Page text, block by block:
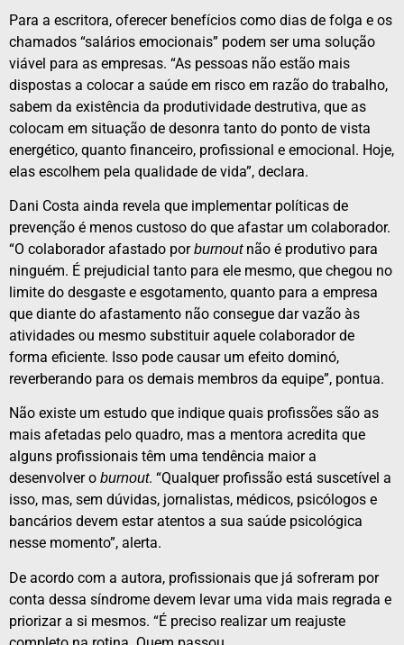
Para a escritora, oferecer benefícios como dias de folga e os
chamados “salários emocionais” podem ser uma solução
viável para as empresas. “As pessoas não estão mais
dispostas a colocar a saúde em risco em razão do trabalho,
sabem da existência da produtividade destrutiva, que as
colocam em situação de desonra tanto do ponto de vista
energético, quanto financeiro, profissional e emocional. Hoje,
elas escolhem pela qualidade de vida”, declara.
Dani Costa ainda revela que implementar políticas de
prevenção é menos custoso do que afastar um colaborador.
“O colaborador afastado porburnoutnão é produtivo para
ninguém. É prejudicial tanto para ele mesmo, que chegou no
limite do desgaste e esgotamento, quanto para a empresa
que diante do afastamento não consegue dar vazão às
atividades ou mesmo substituir aquele colaborador de
forma eficiente. Isso pode causar um efeito dominó,
reverberando para os demais membros da equipe”, pontua.
Não existe um estudo que indique quais profissões são as
mais afetadas pelo quadro, mas a mentora acredita que
alguns profissionais têm uma tendência maior a
desenvolver o burnout. “Qualquer profissão está suscetível a
isso, mas, sem dúvidas, jornalistas, médicos, psicólogos e
bancários devem estar atentos a sua saúde psicológica
nesse momento”, alerta.
De acordo com a autora, profissionais que já sofreram por
conta dessa síndrome devem levar uma vida mais regrada e
priorizar a si mesmos. “É preciso realizar um reajuste